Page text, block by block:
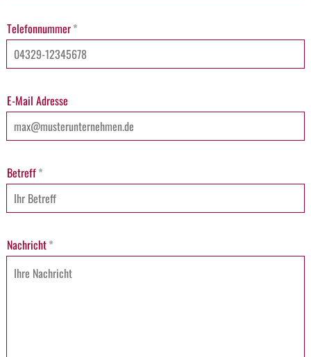
Telefonnummer*
E-Mail Adresse
Betreff*
Nachricht*